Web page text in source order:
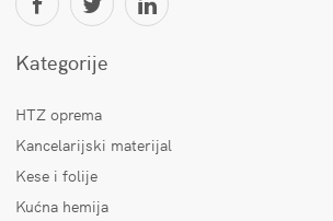
Kategorije
HTZ oprema
Kancelarijski materijal
Kese i folije
Kućna hemija